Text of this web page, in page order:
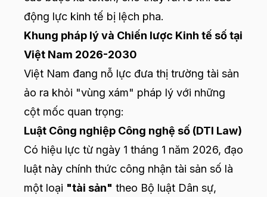
động lực kinh tế bị lệch pha.
Khung pháp lý và Chiến lược Kinh tế số tại
Việt Nam 2026-2030
Việt Nam đang nỗ lực đưa thị trường tài sản
ảo ra khỏi "vùng xám" pháp lý với những
cột mốc quan trọng:
Luật Công nghiệp Công nghệ số (DTI Law)
Có hiệu lực từ ngày 1 tháng 1 năm 2026, đạo
luật này chính thức công nhận tài sản số là
một loại "tài sản" theo Bộ luật Dân sự,